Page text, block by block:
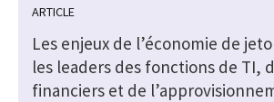
ARTICLE
Les enjeux de l’économie de
les leaders des fonctions de TI,
financiers et de